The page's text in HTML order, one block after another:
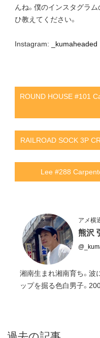
んね。僕のインスタグラ
ひ教えてください。
Instagram: _kumaheaded
ROUND HOUSE #101
RAILROAD SOCK 3P
Lee #288
アメ横
熊沢
湘南生まれ湘南育ち。
ップを掘る色白男子。